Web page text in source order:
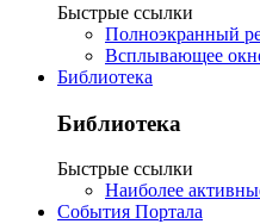
Быстрые ссылки
Полноэкранный
Всплывающее
Библиотека
Библиотека
Быстрые ссылки
Наиболее
События Портала